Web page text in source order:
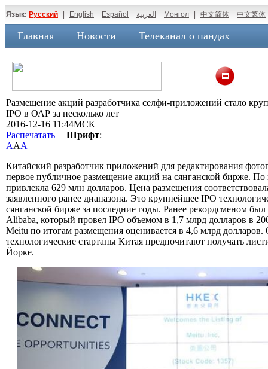
Язык: Русский English Español العربية Монгол 中文简体 中文繁体
Главная Новости Телеканал о пандах
Размещение акций разработчика селфи-приложений стало
IPO в ОАР за несколько лет
2016-12-16 11:44МСК
Распечатать| Шрифт:
AAA
Китайский разработчик приложений для редактирования
первое публичное размещение акций на сянганской бирже.
привлекла 629 млн долларов. Цена размещения
заявленного ранее диапазона. Это крупнейшее IPO
сянганской бирже за последние годы. Ранее рекордсменом
Alibaba, который провел IPO объемом в 1,7 млрд долларов в
Meitu по итогам размещения оценивается в 4,6 млрд
технологические стартапы Китая предпочитают получать
Йорке.